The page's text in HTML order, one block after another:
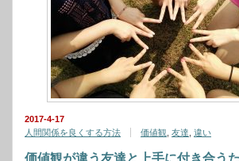
2017-4-17
人間関係を良くする方法
価値観 友達 違い
価値観が違う友達と上手に付き合う